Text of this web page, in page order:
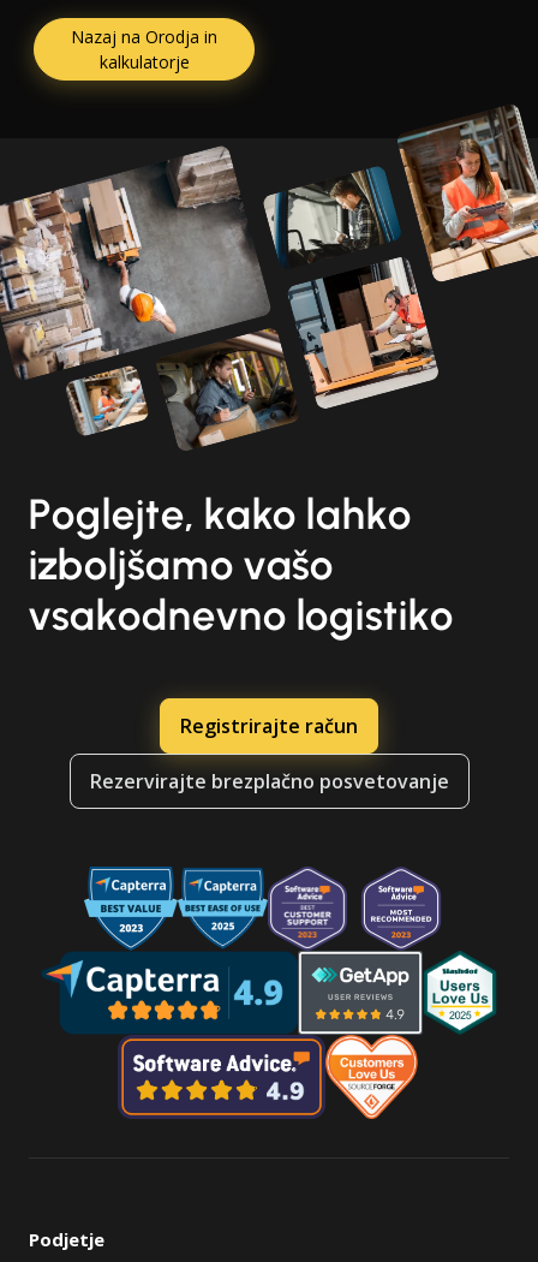
Nazaj na Orodja in
kalkulatorje
Poglejte, kako lahko
izboljšamo vašo
vsakodnevno logistiko
Registrirajte račun
Rezervirajte brezplačno posvetovanje
Podjetje